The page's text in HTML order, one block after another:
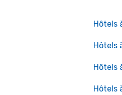
Hôtels
Hôtels
Hôtels
Hôtels